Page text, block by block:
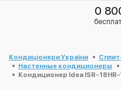
0
Кондиціонери України
Настенные кондиционеры
Кондиционер Idea ISR-